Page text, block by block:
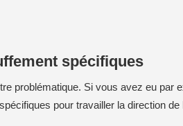
spécifiques
problématique. Si vous avez eu
pour travailler la direction